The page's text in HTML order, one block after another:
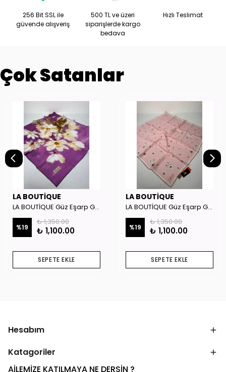
256 Bit SSL ile
güvende alışveriş
500 TL ve üzeri
siparişlerde kargo
bedava
Hızlı Teslimat
Çok Satanlar
LA BOUTİQUE
LA BOUTİQUE Güz Eşarp GYSE262908
%19
₺ 1,350.00
₺ 1,100.00
SEPETE EKLE
LA BOUTİQUE
LA BOUTİQUE Güz Eşarp GYSE130804
%19
₺ 1,350.00
₺ 1,100.00
SEPETE EKLE
Hesabım
Katagoriler
AİLEMİZE KATILMAYA NE DERSİN ?